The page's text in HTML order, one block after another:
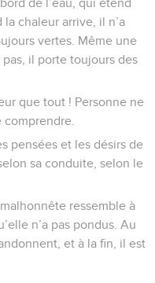
de l’eau, qui étend
chaleur arrive, il n’a
vertes. Même une
il porte toujours des
que tout ! Personne ne
pensées et les désirs de
sa conduite, selon le
ressemble à
n’a pas pondus. Au
et à la fin, il est